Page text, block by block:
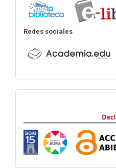
Redes sociales